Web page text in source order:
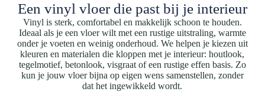
Een vinyl vloer die past bij je interieur
Vinyl is sterk, comfortabel en makkelijk schoon te houden.
Ideaal als je een vloer wilt met een rustige uitstraling, warmte
onder je voeten en weinig onderhoud. We helpen je kiezen uit
kleuren en materialen die kloppen met je interieur: houtlook,
tegelmotief, betonlook, visgraat of een rustige effen basis. Zo
kun je jouw vloer bijna op eigen wens samenstellen, zonder
dat het ingewikkeld wordt.